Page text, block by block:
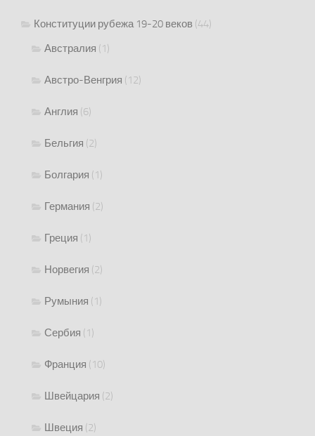
Конституции рубежа 19-20 веков (44)
Австралия (1)
Австро-Венгрия (12)
Англия (6)
Бельгия (2)
Болгария (1)
Германия (2)
Греция (1)
Норвегия (2)
Румыния (1)
Сербия (1)
Франция (10)
Швейцария (2)
Швеция (2)